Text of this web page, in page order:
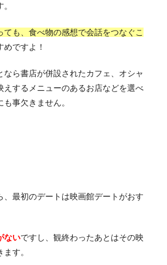
も、食べ物の感想で会話をつなぐこ
めですよ！
なら書店が併設されたカフェ、オシャ
えするメニューのあるお店などを選べ
事欠きません。
、最初のデートは映画館デートがおす
ないですし、観終わったあとはその映
す。